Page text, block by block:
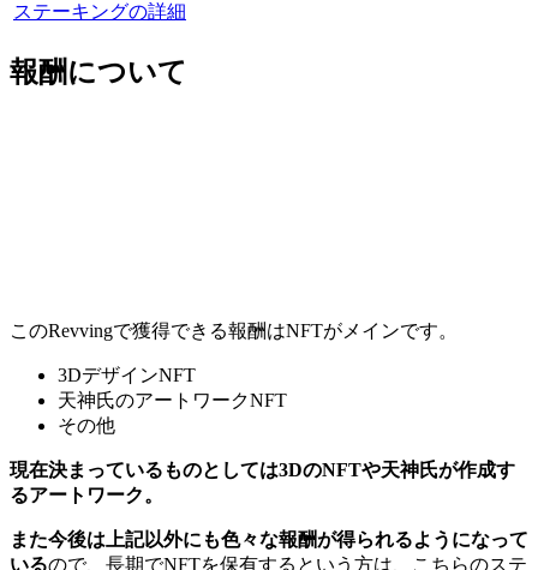
ステーキングの詳細
報酬について
このRevvingで獲得できる報酬はNFTがメインです。
3DデザインNFT
天神氏のアートワークNFT
その他
現在決まっているものとしては3DのNFTや天神氏が作成す
るアートワーク。
また今後は上記以外にも色々な報酬が得られるようになって
いるので、長期でNFTを保有するという方は、こちらのステ